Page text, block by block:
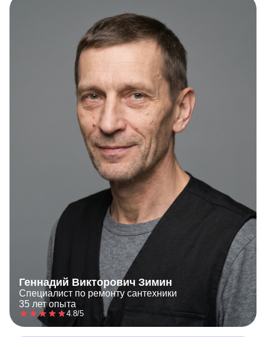
Геннадий Викторович Зимин
Специалист по ремонту сантехники
35 лет опыта
4.8/5